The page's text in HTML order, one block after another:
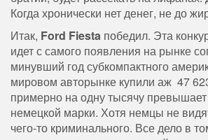
Когда хронически нет денег, не до
Итак, Ford Fiesta победил. Эта
идет с самого появления на рынке
минувший год субкомпактного
мировом авторынке купили аж 47
примерно на одну тысячу превышает
немецкой марки. Хотя немцы не
чего-то криминального. Все дело в